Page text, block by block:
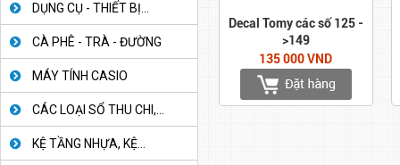
DỤNG CỤ - THIẾT BỊ...
CÀ PHÊ - TRÀ - ĐƯỜNG
MÁY TÍNH CASIO
CÁC LOẠI SỔ THU CHI,...
KỆ TẦNG NHỰA, KỆ...
Decal Tomy các số 125 -
>149
135 000 VND